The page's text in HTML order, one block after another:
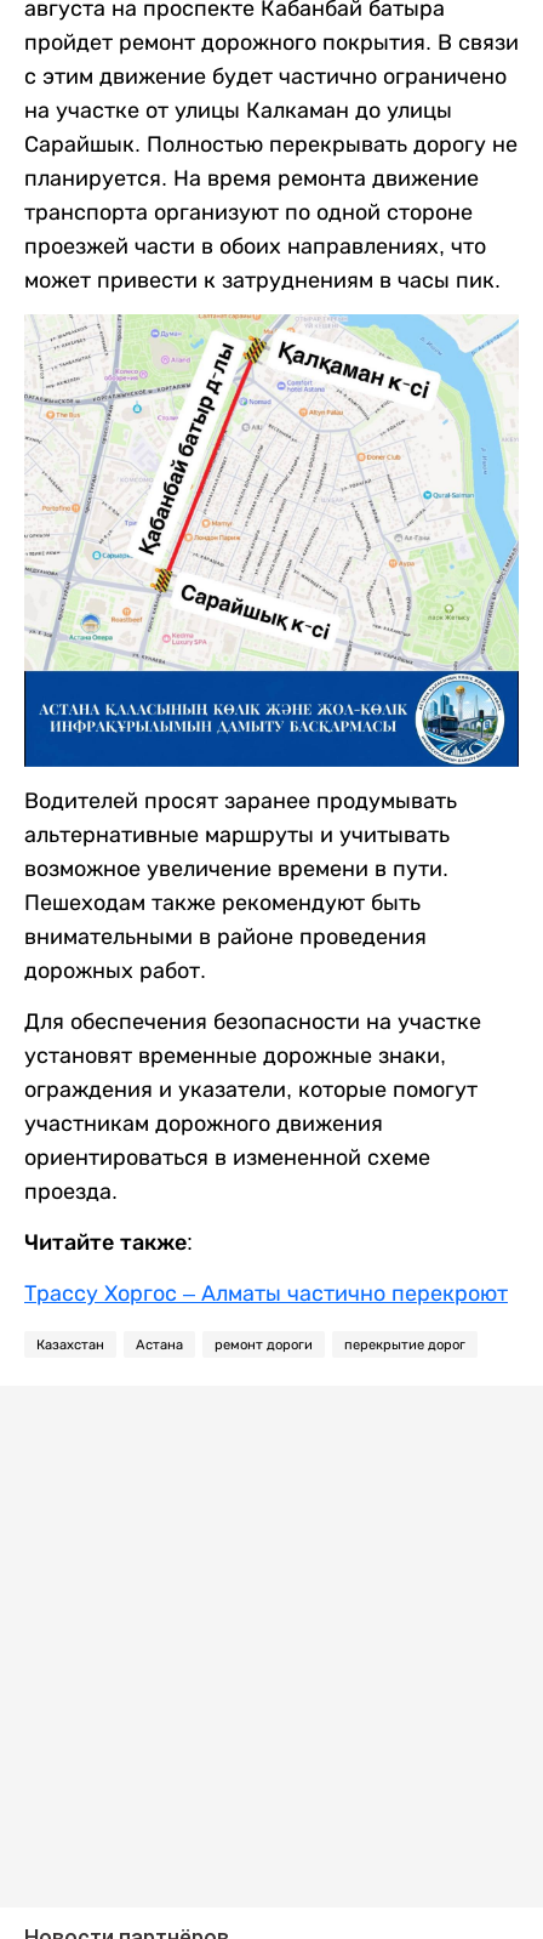
августа на проспекте Кабанбай батыра
пройдет ремонт дорожного покрытия. В связи
с этим движение будет частично ограничено
на участке от улицы Калкаман до улицы
Сарайшык. Полностью перекрывать дорогу не
планируется. На время ремонта движение
транспорта организуют по одной стороне
проезжей части в обоих направлениях, что
может привести к затруднениям в часы пик.
Водителей просят заранее продумывать
альтернативные маршруты и учитывать
возможное увеличение времени в пути.
Пешеходам также рекомендуют быть
внимательными в районе проведения
дорожных работ.
Для обеспечения безопасности на участке
установят временные дорожные знаки,
ограждения и указатели, которые помогут
участникам дорожного движения
ориентироваться в измененной схеме
проезда.
Читайте также:
Трассу Хоргос – Алматы частично перекроют
Казахстан Астана ремонт дороги перекрытие дорог